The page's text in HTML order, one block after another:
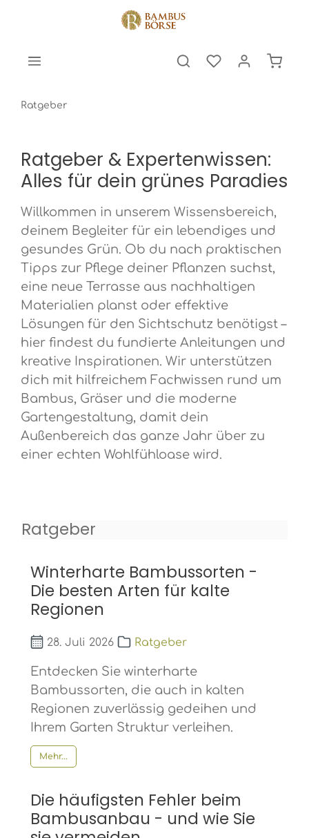
Ratgeber
Ratgeber & Expertenwissen:
Alles für dein grünes Paradies
Willkommen in unserem Wissensbereich,
deinem Begleiter für ein lebendiges und
gesundes Grün. Ob du nach praktischen
Tipps zur Pflege deiner Pflanzen suchst,
eine neue Terrasse aus nachhaltigen
Materialien planst oder effektive
Lösungen für den Sichtschutz benötigst –
hier findest du fundierte Anleitungen und
kreative Inspirationen. Wir unterstützen
dich mit hilfreichem Fachwissen rund um
Bambus, Gräser und die moderne
Gartengestaltung, damit dein
Außenbereich das ganze Jahr über zu
einer echten Wohlfühloase wird.
Ratgeber
Winterharte Bambussorten -
Die besten Arten für kalte
Regionen
28. Juli 2026 Ratgeber
Entdecken Sie winterharte
Bambussorten, die auch in kalten
Regionen zuverlässig gedeihen und
Ihrem Garten Struktur verleihen.
Mehr...
Die häufigsten Fehler beim
Bambusanbau - und wie Sie